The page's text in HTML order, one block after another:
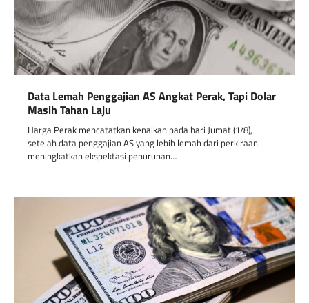
Data Lemah Penggajian AS Angkat Perak, Tapi Dolar
Masih Tahan Laju
Harga Perak mencatatkan kenaikan pada hari Jumat (1/8),
setelah data penggajian AS yang lebih lemah dari perkiraan
meningkatkan ekspektasi penurunan…